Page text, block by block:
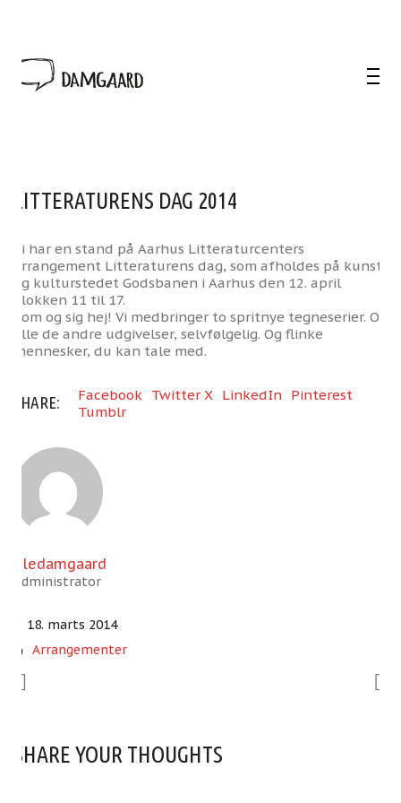
LITTERATURENS DAG 2014
Vi har en stand på Aarhus Litteraturcenters
arrangement Litteraturens dag, som afholdes på kunst-
og kulturstedet Godsbanen i Aarhus den 12. april
klokken 11 til 17.
Kom og sig hej! Vi medbringer to spritnye tegneserier. Og
alle de andre udgivelser, selvfølgelig. Og flinke
mennesker, du kan tale med.
SHARE: Facebook Twitter X LinkedIn Pinterest
Tumblr
oledamgaard
Administrator
18. marts 2014
Arrangementer
SHARE YOUR THOUGHTS